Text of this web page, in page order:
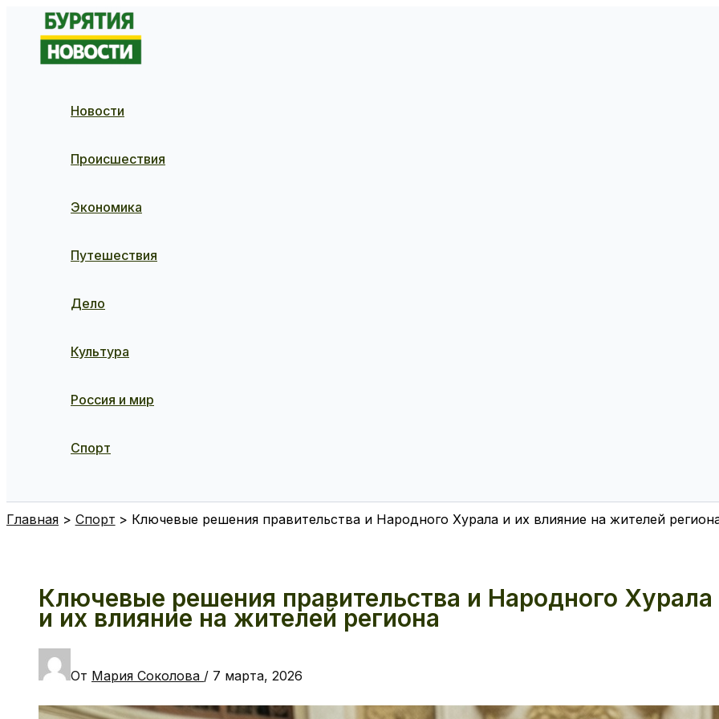
Перейти
содержимому
Новости
Происшествия
Экономика
Путешествия
Дело
Культура
Россия и мир
Спорт
Главная Спорт Ключевые решения правительства и Народного Хурала и их влияние на жителей
Ключевые решения правительства и Народного Хурала
и их влияние на жителей региона
От Мария Соколова / 7 марта, 2026